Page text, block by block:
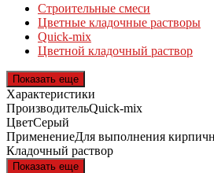
Строительные смеси
Цветные кладочные растворы
Quick-mix
Цветной кладочный раствор
Показать еще
Характеристики
ПроизводительQuick-mix
ЦветСерый
ПрименениеДля выполнения
Кладочный раствор
Показать еще